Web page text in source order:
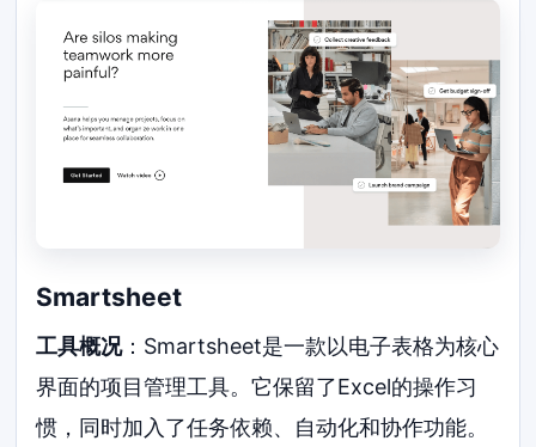
Smartsheet
工具概况：Smartsheet是一款以电子表格为核心
界面的项目管理工具。它保留了Excel的操作习
惯，同时加入了任务依赖、自动化和协作功能。